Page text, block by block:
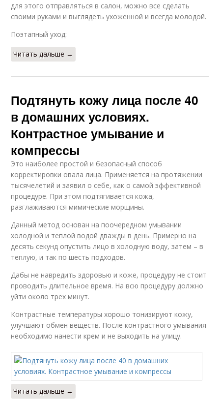
для этого отправляться в салон, можно все сделать
своими руками и выглядеть ухоженной и всегда молодой.
Поэтапный уход:
Читать дальше →
Подтянуть кожу лица после 40
в домашних условиях.
Контрастное умывание и
компрессы
Это наиболее простой и безопасный способ
корректировки овала лица. Применяется на протяжении
тысячелетий и заявил о себе, как о самой эффективной
процедуре. При этом подтягивается кожа,
разглаживаются мимические морщины.
Данный метод основан на поочередном умывании
холодной и теплой водой дважды в день. Примерно на
десять секунд опустить лицо в холодную воду, затем – в
теплую, и так по шесть подходов.
Дабы не навредить здоровью и коже, процедуру не стоит
проводить длительное время. На всю процедуру должно
уйти около трех минут.
Контрастные температуры хорошо тонизируют кожу,
улучшают обмен веществ. После контрастного умывания
необходимо нанести крем и не выходить на улицу.
Читать дальше →